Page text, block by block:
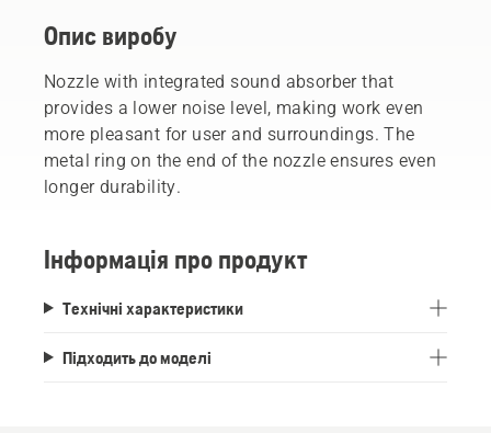
Опис виробу
Nozzle with integrated sound absorber that
provides a lower noise level, making work even
more pleasant for user and surroundings. The
metal ring on the end of the nozzle ensures even
longer durability.
Інформація про продукт
Технічні характеристики
Підходить до моделі